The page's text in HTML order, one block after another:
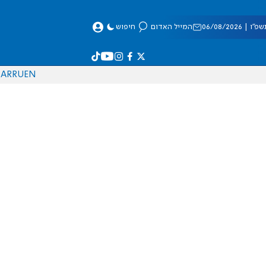
08/2026 המייל האדום חיפוש
EN
RU
AR